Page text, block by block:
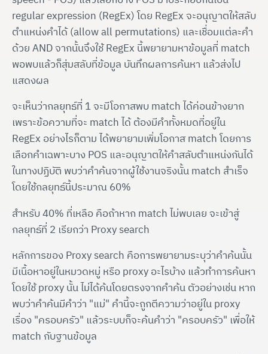
regular expression (RegEx) โดย RegEx จะอนุญาตให้สลับ
ตำแหน่งคำได้ (allow all permutations) และเชื่อมแต่ละคำ
ด้วย AND จากนั้นจึงใช้ RegEx นี้พยายามหาข้อมูลที่ match
พอพบแล้วก็สุ่มสลับที่ข้อมูล บันทึกผลการค้นหา แล้วส่งไป
แสดงผล
จะเห็นว่ากลยุทธ์ที่ 1 จะมีโอกาสพบ match ได้ค่อนข้างยาก
เพราะข้อความที่จะ match ได้ ต้องมีคำทั้งหมดที่อยู่ใน
RegEx อย่างไรก็ตาม ได้พยายามเพิ่มโอกาส match โดยการ
เลือกคำเฉพาะบาง POS และอนุญาตให้คำสลับตำแหน่งกันได้
ในทางปฏิบัติ พบว่าคำค้นจากผู้ใช้งานจริงนั้น match สำเร็จ
โดยใช้กลยุทธ์นี้ประมาณ 60%
สำหรับ 40% ที่เหลือ คือถ้าหาก match ไม่พบเลย จะเข้าสู่
กลยุทธ์ที่ 2 เรียกว่า Proxy search
หลักการของ Proxy search คือการพยายามระบุว่าคำค้นนั้น
มีเนื้อหาอยู่ในหมวดหมู่ หรือ proxy อะไรบ้าง แล้วทำการค้นหา
โดยใช้ proxy นั้น ไม่ได้ค้นโดยตรงจากคำค้น ตัวอย่างเช่น หาก
พบว่าคำค้นมีคำว่า "แม่" คำนี้จะถูกตีความว่าอยู่ใน proxy
เรื่อง "ครอบครัว" แล้วระบบก็จะค้นคำว่า "ครอบครัว" เพื่อให้
match กับฐานข้อมูล